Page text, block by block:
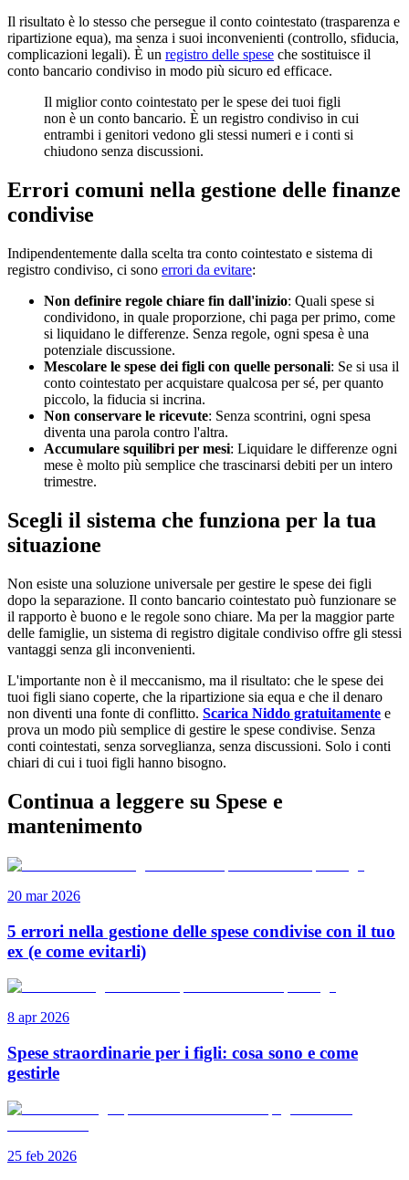
Il risultato è lo stesso che persegue il conto cointestato (trasparenza e
ripartizione equa), ma senza i suoi inconvenienti (controllo, sfiducia,
complicazioni legali). È un registro delle spese che sostituisce il
conto bancario condiviso in modo più sicuro ed efficace.
Il miglior conto cointestato per le spese dei tuoi figli
non è un conto bancario. È un registro condiviso in cui
entrambi i genitori vedono gli stessi numeri e i conti si
chiudono senza discussioni.
Errori comuni nella gestione delle finanze
condivise
Indipendentemente dalla scelta tra conto cointestato e sistema di
registro condiviso, ci sono errori da evitare:
Non definire regole chiare fin dall'inizio: Quali spese si
condividono, in quale proporzione, chi paga per primo, come
si liquidano le differenze. Senza regole, ogni spesa è una
potenziale discussione.
Mescolare le spese dei figli con quelle personali: Se si usa il
conto cointestato per acquistare qualcosa per sé, per quanto
piccolo, la fiducia si incrina.
Non conservare le ricevute: Senza scontrini, ogni spesa
diventa una parola contro l'altra.
Accumulare squilibri per mesi: Liquidare le differenze ogni
mese è molto più semplice che trascinarsi debiti per un intero
trimestre.
Scegli il sistema che funziona per la tua
situazione
Non esiste una soluzione universale per gestire le spese dei figli
dopo la separazione. Il conto bancario cointestato può funzionare se
il rapporto è buono e le regole sono chiare. Ma per la maggior parte
delle famiglie, un sistema di registro digitale condiviso offre gli stessi
vantaggi senza gli inconvenienti.
L'importante non è il meccanismo, ma il risultato: che le spese dei
tuoi figli siano coperte, che la ripartizione sia equa e che il denaro
non diventi una fonte di conflitto. Scarica Niddo gratuitamente e
prova un modo più semplice di gestire le spese condivise. Senza
conti cointestati, senza sorveglianza, senza discussioni. Solo i conti
chiari di cui i tuoi figli hanno bisogno.
Continua a leggere su Spese e
mantenimento
20 mar 2026
5 errori nella gestione delle spese condivise con il tuo
ex (e come evitarli)
8 apr 2026
Spese straordinarie per i figli: cosa sono e come
gestirle
25 feb 2026